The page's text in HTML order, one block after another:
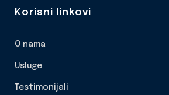
Korisni linkovi
O nama
Usluge
Testimonijali